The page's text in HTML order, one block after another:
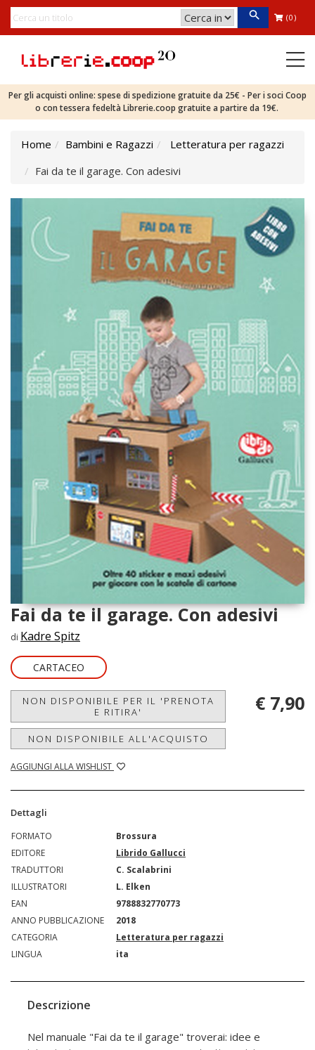
(0)
Per gli acquisti online: spese di spedizione gratuite da 25€ - Per i soci Coop
o con tessera fedeltà Librerie.coop gratuite a partire da 19€.
Home Bambini e Ragazzi
Letteratura per ragazzi
Fai da te il garage. Con adesivi
Fai da te il garage. Con adesivi
di Kadre Spitz
CARTACEO
NON DISPONIBILE PER IL 'PRENOTA
E RITIRA'
NON DISPONIBILE ALL'ACQUISTO
AGGIUNGI ALLA WISHLIST
€ 7,90
Dettagli
FORMATO
Brossura
EDITORE
Librido Gallucci
TRADUTTORI
C. Scalabrini
ILLUSTRATORI
L. Elken
EAN
9788832770773
ANNO PUBBLICAZIONE
2018
CATEGORIA
Letteratura per ragazzi
LINGUA
ita
Descrizione
Nel manuale "Fai da te il garage" troverai: idee e